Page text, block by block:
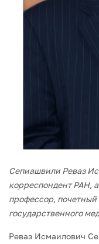
Сепиашвили Реваз
корреспондент РАН,
профессор,
государственного
Реваз Исмаилович